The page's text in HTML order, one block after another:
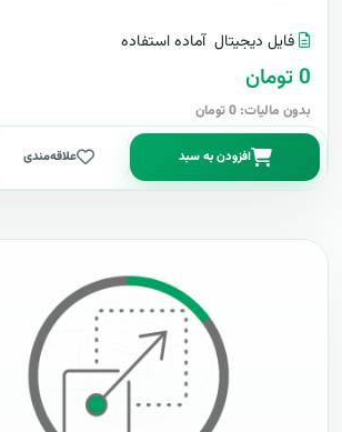
فایل دیجیتال آماده استفاده
0 تومان
بدون مالیات: 0 تومان
افزودن به سبد علاقه‌مندی